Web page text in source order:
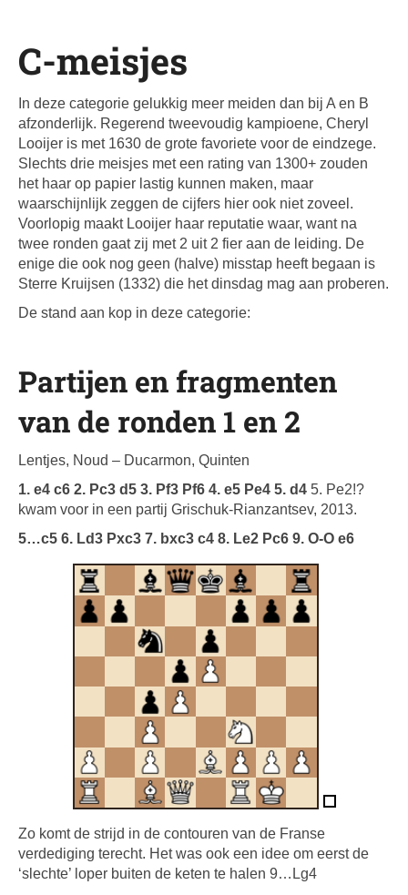
C-meisjes
In deze categorie gelukkig meer meiden dan bij A en B
afzonderlijk. Regerend tweevoudig kampioene, Cheryl
Looijer is met 1630 de grote favoriete voor de eindzege.
Slechts drie meisjes met een rating van 1300+ zouden
het haar op papier lastig kunnen maken, maar
waarschijnlijk zeggen de cijfers hier ook niet zoveel.
Voorlopig maakt Looijer haar reputatie waar, want na
twee ronden gaat zij met 2 uit 2 fier aan de leiding. De
enige die ook nog geen (halve) misstap heeft begaan is
Sterre Kruijsen (1332) die het dinsdag mag aan proberen.
De stand aan kop in deze categorie:
Partijen en fragmenten
van de ronden 1 en 2
Lentjes, Noud – Ducarmon, Quinten
1. e4 c6 2. Pc3 d5 3. Pf3 Pf6 4. e5 Pe4 5. d4 5. Pe2!?
kwam voor in een partij Grischuk-Rianzantsev, 2013.
5…c5 6. Ld3 Pxc3 7. bxc3 c4 8. Le2 Pc6 9. O-O e6
Zo komt de strijd in de contouren van de Franse
verdediging terecht. Het was ook een idee om eerst de
‘slechte’ loper buiten de keten te halen 9…Lg4